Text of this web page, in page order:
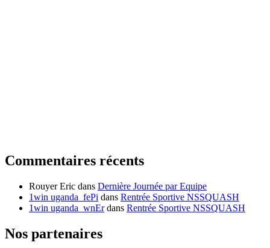
Commentaires récents
Rouyer Eric dans Dernière Journée par Equipe
1win uganda_fePi dans Rentrée Sportive NSSQUASH
1win uganda_wnErdans Rentrée Sportive NSSQUASH
Nos partenaires